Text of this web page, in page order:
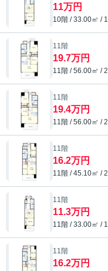
11万円
10階 / 33.00㎡ /
11階
19.7万円
11階 / 56.00㎡ /
11階
19.4万円
11階 / 56.00㎡ /
11階
16.2万円
11階 / 45.10㎡ /
11階
11.3万円
11階 / 33.00㎡ /
11階
16.2万円